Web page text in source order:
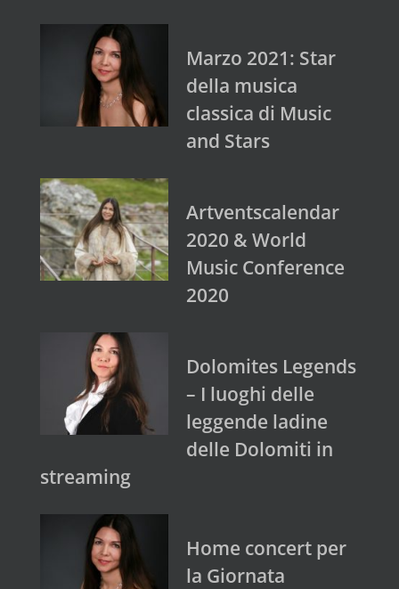
Marzo 2021: Star
della musica
classica di Music
and Stars
Artventscalendar
2020 & World
Music Conference
2020
Dolomites Legends
– I luoghi delle
leggende ladine
delle Dolomiti in
streaming
Home concert per
la Giornata